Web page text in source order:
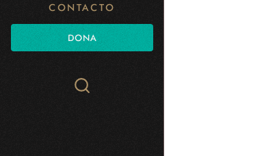
CONTACTO
DONA
Search